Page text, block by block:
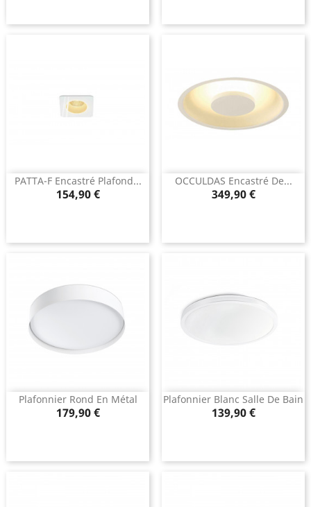
PATTA-F Encastré Plafond...
Prix
154,90 €
OCCULDAS Encastré De...
Prix
349,90 €
Plafonnier Rond En Métal
Prix
179,90 €
Plafonnier Blanc Salle De Bain
Prix
139,90 €